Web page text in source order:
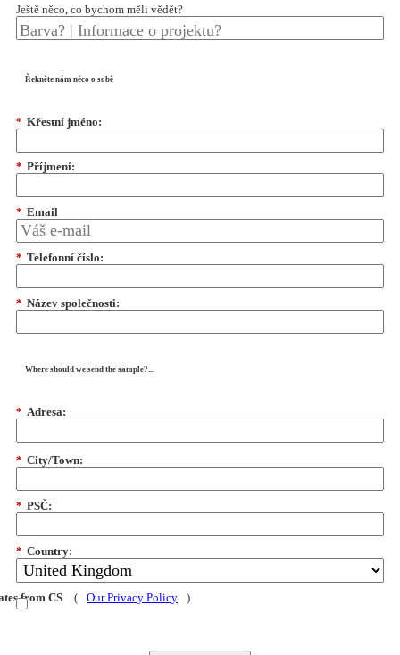
Ještě něco, co bychom měli vědět?
Řekněte nám něco o sobě
* Křestní jméno:
* Příjmení:
* Email
* Telefonní číslo:
* Název společnosti:
Where should we send the sample?...
* Adresa:
* City/Town:
* PSČ:
* Country:
from CS ( Our Privacy Policy )